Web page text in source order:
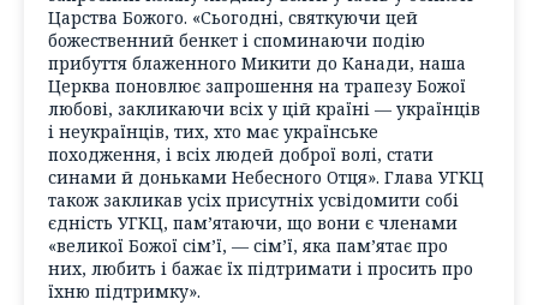
Царства Божого. «Сьогодні, святкуючи цей
божественний бенкет і споминаючи подію
прибуття блаженного Микити до Канади, наша
Церква поновлює запрошення на трапезу Божої
любові, закликаючи всіх у цій країні — українців
і неукраїнців, тих, хто має українське
походження, і всіх людей доброї волі, стати
синами й доньками Небесного Отця». Глава УГКЦ
також закликав усіх присутніх усвідомити собі
єдність УГКЦ, пам’ятаючи, що вони є членами
«великої Божої сім’ї, — сім’ї, яка пам’ятає про
них, любить і бажає їх підтримати і просить про
їхню підтримку».